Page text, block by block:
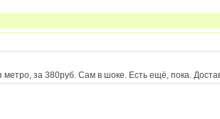
за 380руб. Сам в шоке. Есть ещё, пока.